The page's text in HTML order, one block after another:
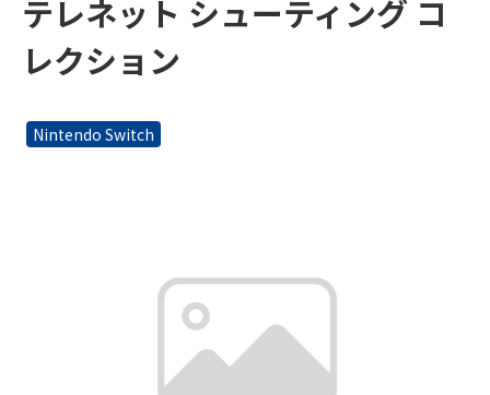
テレネット シューティング コ
レクション
Nintendo Switch